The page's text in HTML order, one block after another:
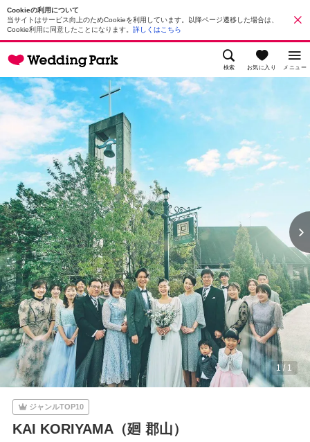
Cookieの利用について
当サイトはサービス向上のためCookieを利用しています。以降ページ遷移した場合は、
Cookie利用に同意したことになります。 詳しくはこちら
検索 お気に入り メニュー
1 / 1
ジャンルTOP10
KAI KORIYAMA（廻 郡山）